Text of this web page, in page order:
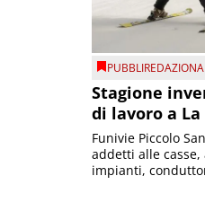
Stagione
di lavoro a
Funivie Piccolo
addetti alle
impianti,